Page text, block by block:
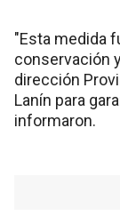
"Esta medida
conservación
dirección
Lanín para
informaron.